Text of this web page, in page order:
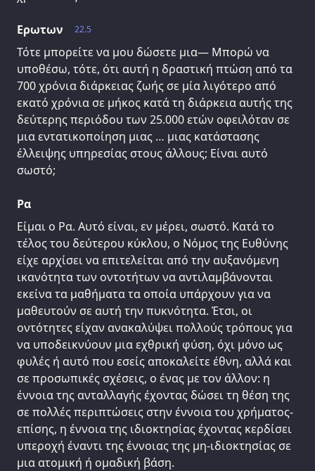
22.5
Ερωτων
Τότε μπορείτε να μου δώσετε μια— Μπορώ να
υποθέσω, τότε, ότι αυτή η δραστική πτώση από τα
700 χρόνια διάρκειας ζωής σε μία λιγότερο από
εκατό χρόνια σε μήκος κατά τη διάρκεια αυτής της
δεύτερης περιόδου των 25.000 ετών οφειλόταν σε
μια εντατικοποίηση μιας … μιας κατάστασης
έλλειψης υπηρεσίας στους άλλους; Είναι αυτό
σωστό;
Ρα
Είμαι ο Ρα. Αυτό είναι, εν μέρει, σωστό. Κατά το
τέλος του δεύτερου κύκλου, ο Νόμος της Ευθύνης
είχε αρχίσει να επιτελείται από την αυξανόμενη
ικανότητα των οντοτήτων να αντιλαμβάνονται
εκείνα τα μαθήματα τα οποία υπάρχουν για να
μαθευτούν σε αυτή την πυκνότητα. Έτσι, οι
οντότητες είχαν ανακαλύψει πολλούς τρόπους για
να υποδεικνύουν μια εχθρική φύση, όχι μόνο ως
φυλές ή αυτό που εσείς αποκαλείτε έθνη, αλλά και
σε προσωπικές σχέσεις, ο ένας με τον άλλον: η
έννοια της ανταλλαγής έχοντας δώσει τη θέση της
σε πολλές περιπτώσεις στην έννοια του χρήματος-
επίσης, η έννοια της ιδιοκτησίας έχοντας κερδίσει
υπεροχή έναντι της έννοιας της μη-ιδιοκτησίας σε
μια ατομική ή ομαδική βάση.